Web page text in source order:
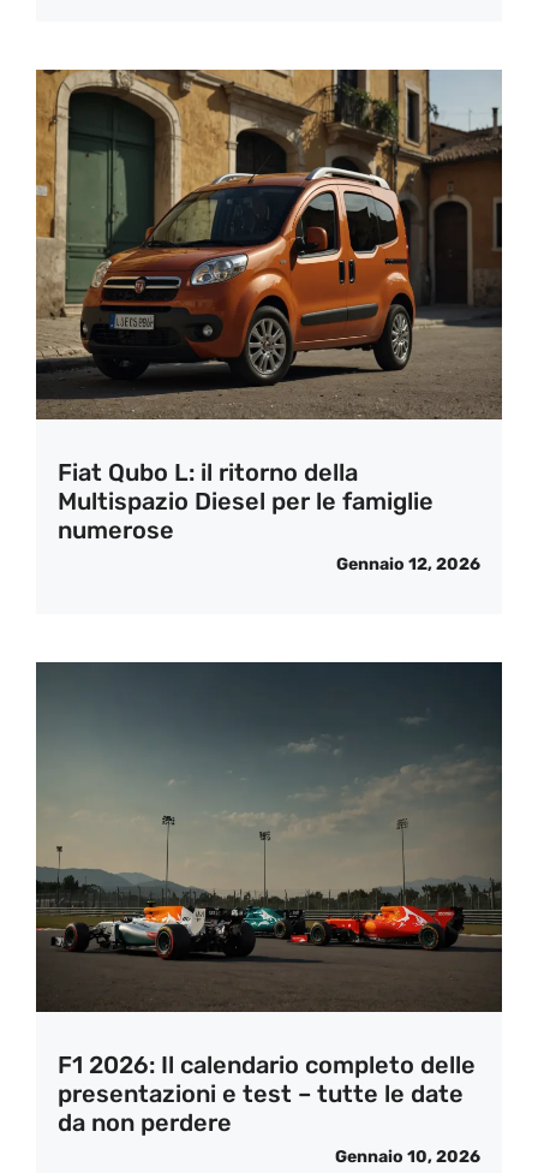
Fiat Qubo L: il ritorno della
Multispazio Diesel per le famiglie
numerose
Gennaio 12, 2026
F1 2026: Il calendario completo delle
presentazioni e test – tutte le date
da non perdere
Gennaio 10, 2026